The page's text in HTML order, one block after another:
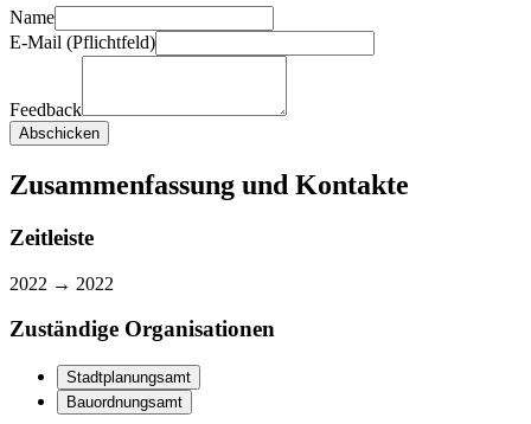
Name
E-Mail (Pflichtfeld)
Feedback
Abschicken
Zusammenfassung und Kontakte
Zeitleiste
2022 → 2022
Zuständige Organisationen
Stadtplanungsamt
Bauordnungsamt